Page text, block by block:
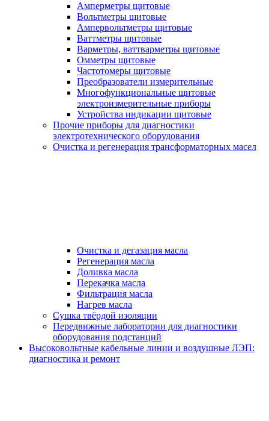
Амперметры щитовые
Вольтметры щитовые
Ампервольтметры щитовые
Ваттметры щитовые
Варметры, ваттварметры щитовые
Омметры щитовые
Частотомеры щитовые
Преобразователи измерительные
Многофункциональные щитовые
электроизмерительные приборы
Устройства индикации щитовые
Прочие приборы для диагностики
электротехнического оборудования
Очистка и регенерация трансформаторных масел
Очистка и дегазация масла
Регенерация масла
Доливка масла
Перекачка масла
Фильтрация масла
Нагрев масла
Сушка твёрдой изоляции
Передвижные лаборатории для диагностики
оборудования подстанций
Высоковольтные кабельные линии и воздушные ЛЭП:
диагностика и ремонт